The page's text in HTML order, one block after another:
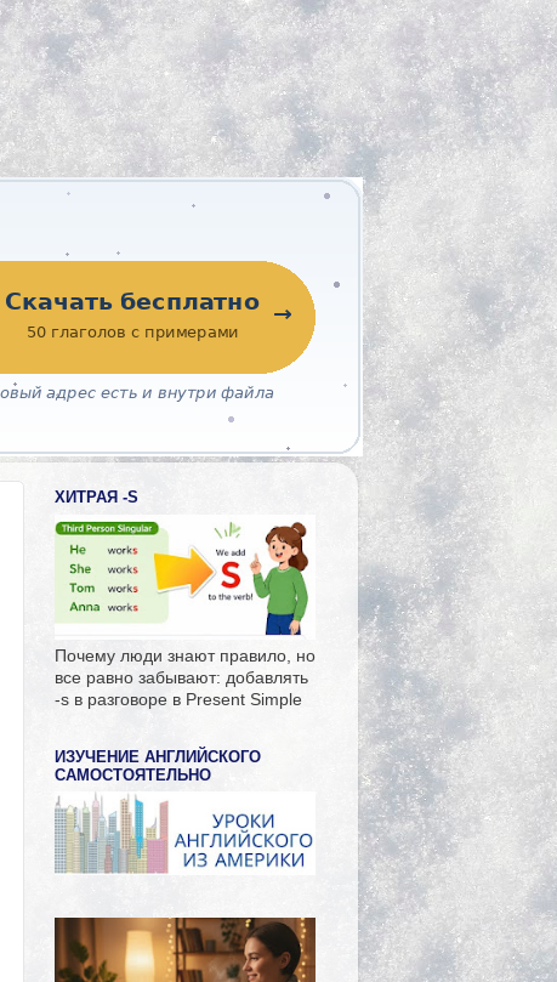
ХИТРАЯ -S
Почему люди знают правило, но
все равно забывают: добавлять
-s в разговоре в Present Simple
ИЗУЧЕНИЕ АНГЛИЙСКОГО
САМОСТОЯТЕЛЬНО